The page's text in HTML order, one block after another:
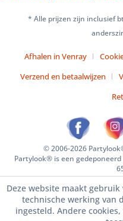
* Alle prijzen zijn inclusief
Afhalen in Venray
Verzend en betaalwijzen
© 2006-2026
Partylook® is een
Deze website maakt
technische werking van
ingesteld. Andere